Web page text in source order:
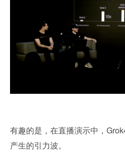
有趣的是，在直播演示中，
产生的引力波。